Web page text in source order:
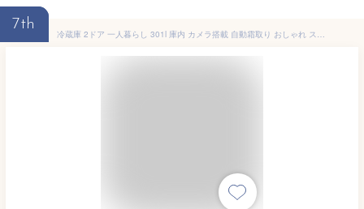
7th
冷蔵庫 2ドア 一人暮らし 301l 庫内 カメラ搭載 自動霜取り おしゃれ スリム 冷凍庫 大きい 大容量 家庭用 省エネ 大きめ 右開き 二人暮らし 一人暮らし 300l 以上 ストックアイ IRSN-IC30B アイリスオーヤマ * 【HS】